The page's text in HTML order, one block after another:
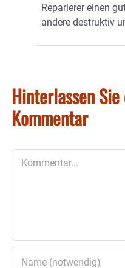
Reparierer einen
andere destruktiv
Hinterlassen
Kommentar